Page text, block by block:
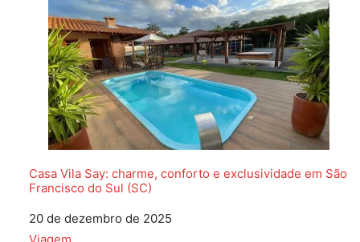
Casa Vila Say: charme, conforto e exclusividade em São
Francisco do Sul (SC)
Data
20 de dezembro de 2025